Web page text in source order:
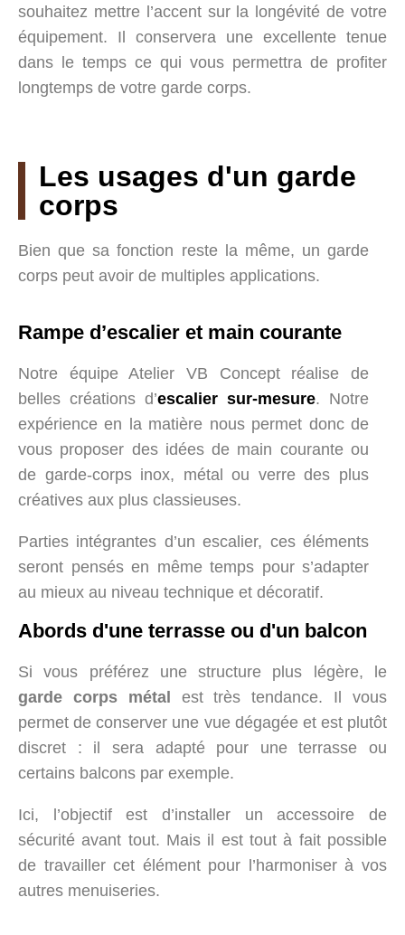
souhaitez mettre l’accent sur la longévité de votre
équipement. Il conservera une excellente tenue
dans le temps ce qui vous permettra de profiter
longtemps de votre garde corps.
Les usages d'un garde
corps
Bien que sa fonction reste la même, un garde
corps peut avoir de multiples applications.
Rampe d’escalier et main courante
Notre équipe Atelier VB Concept réalise de
belles créations d’escalier sur-mesure. Notre
expérience en la matière nous permet donc de
vous proposer des idées de main courante ou
de garde-corps inox, métal ou verre des plus
créatives aux plus classieuses.
Parties intégrantes d’un escalier, ces éléments
seront pensés en même temps pour s’adapter
au mieux au niveau technique et décoratif.
Abords d'une terrasse ou d'un balcon
Si vous préférez une structure plus légère, le
garde corps métal
est très tendance. Il vous
permet de conserver une vue dégagée et est plutôt
discret : il sera adapté pour une terrasse ou
certains balcons par exemple.
Ici, l’objectif est d’installer un accessoire de
sécurité avant tout. Mais il est tout à fait possible
de travailler cet élément pour l’harmoniser à vos
autres menuiseries.